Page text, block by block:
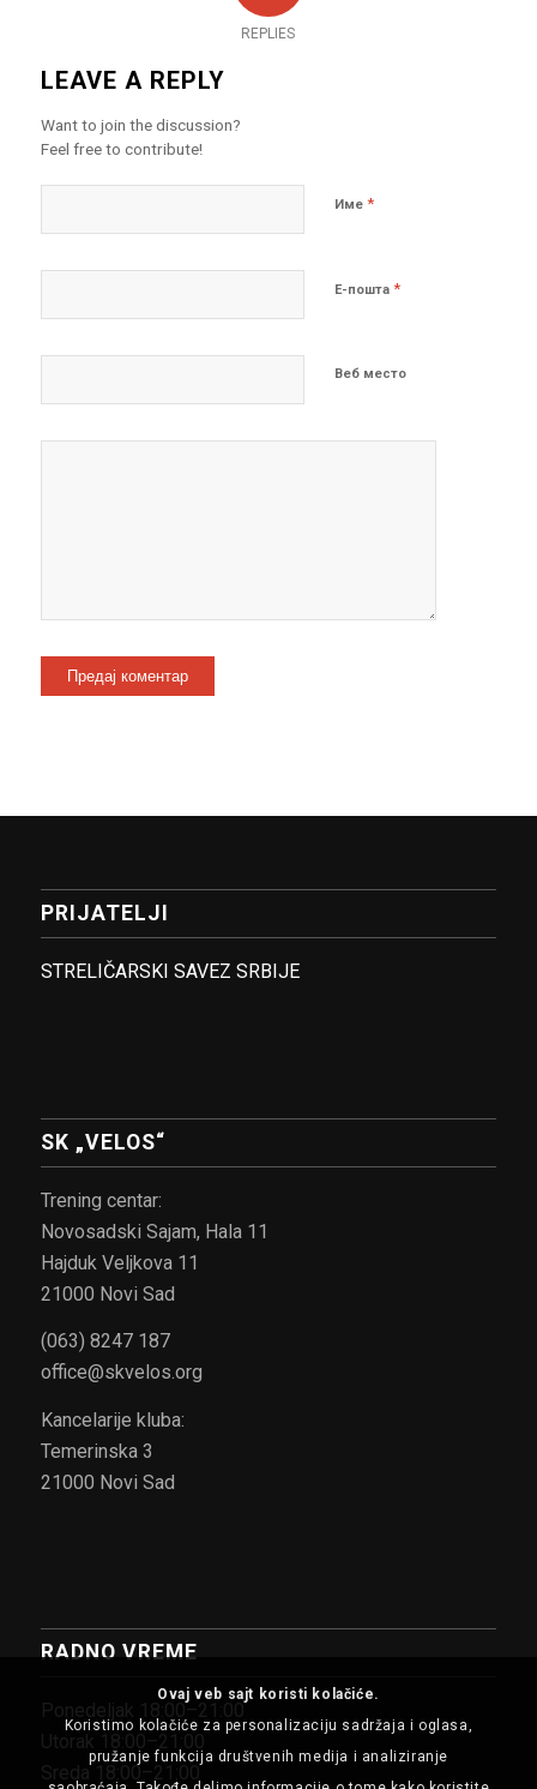
REPLIES
LEAVE A REPLY
Want to join the discussion?
Feel free to contribute!
Име *
Е-пошта *
Веб место
PRIJATELJI
STRELIČARSKI SAVEZ SRBIJE
SK „VELOS“
Trening centar:
Novosadski Sajam, Hala 11
Hajduk Veljkova 11
21000 Novi Sad
(063) 8247 187
office@skvelos.org
Kancelarije kluba:
Temerinska 3
21000 Novi Sad
RADNO VREME
Ovaj veb sajt koristi kolačiće.
Koristimo kolačiće za personalizaciju sadržaja i oglasa,
pružanje funkcija društvenih medija i analiziranje